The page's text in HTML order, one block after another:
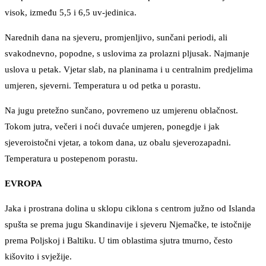
visok, između 5,5 i 6,5 uv-jedinica.
Narednih dana na sjeveru, promjenljivo, sunčani periodi, ali
svakodnevno, popodne, s uslovima za prolazni pljusak. Najmanje
uslova u petak. Vjetar slab, na planinama i u centralnim predjelima
umjeren, sjeverni. Temperatura u od petka u porastu.
Na jugu pretežno sunčano, povremeno uz umjerenu oblačnost.
Tokom jutra, večeri i noći duvaće umjeren, ponegdje i jak
sjeveroistočni vjetar, a tokom dana, uz obalu sjeverozapadni.
Temperatura u postepenom porastu.
EVROPA
Jaka i prostrana dolina u sklopu ciklona s centrom južno od Islanda
spušta se prema jugu Skandinavije i sjeveru Njemačke, te istočnije
prema Poljskoj i Baltiku. U tim oblastima sjutra tmurno, često
kišovito i svježije.